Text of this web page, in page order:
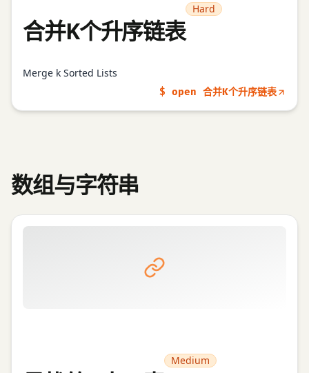
合并K个升序链表
Hard
Merge k Sorted Lists
$ open 合并K个升序链表
数组与字符串
Medium